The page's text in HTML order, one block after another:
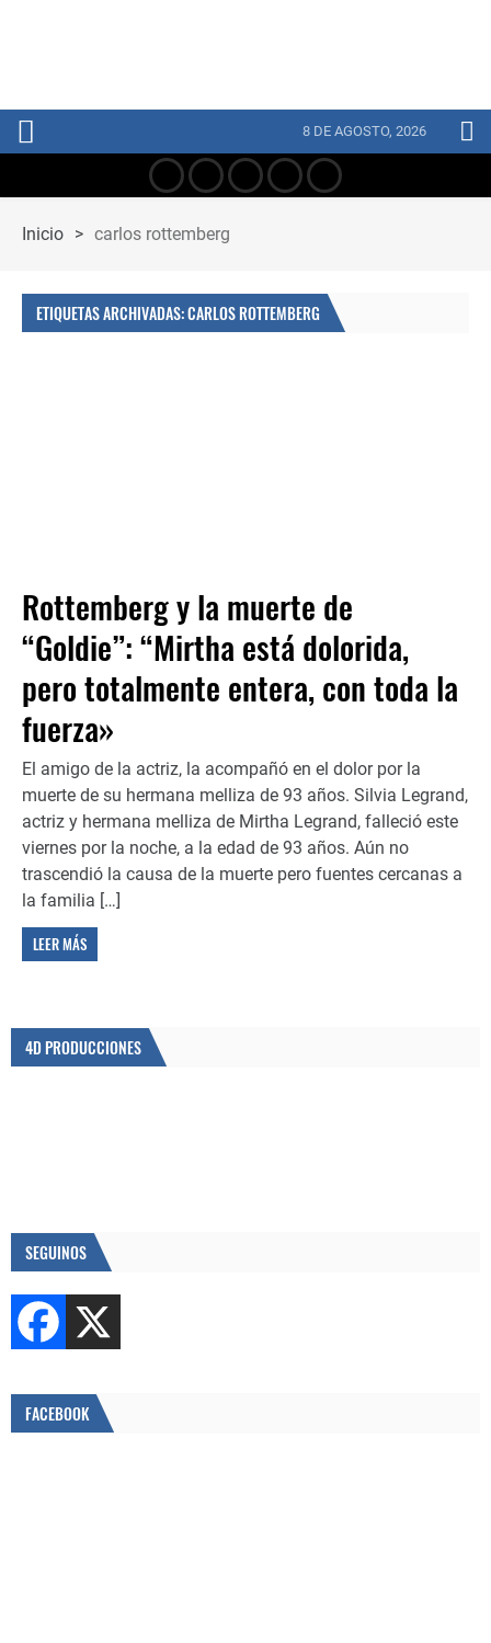
8 DE AGOSTO, 2026
Inicio > carlos rottemberg
ETIQUETAS ARCHIVADAS: CARLOS ROTTEMBERG
Rottemberg y la muerte de
“Goldie”: “Mirtha está dolorida,
pero totalmente entera, con toda la
fuerza»
El amigo de la actriz, la acompañó en el dolor por la
muerte de su hermana melliza de 93 años. Silvia Legrand,
actriz y hermana melliza de Mirtha Legrand, falleció este
viernes por la noche, a la edad de 93 años. Aún no
trascendió la causa de la muerte pero fuentes cercanas a
la familia […]
LEER MÁS
4D PRODUCCIONES
SEGUINOS
FACEBOOK